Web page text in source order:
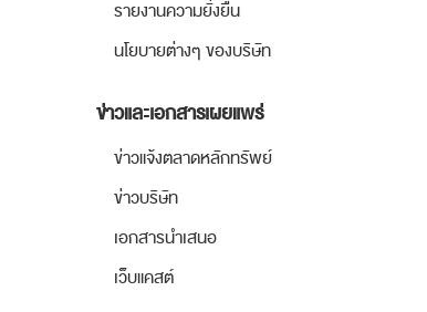
รายงานความยั่งยืน
นโยบายต่างๆ ของบริษัท
ข่าวและเอกสารเผยแพร่
ข่าวแจ้งตลาดหลักทรัพย์
ข่าวบริษัท
เอกสารนำเสนอ
เว็บแคสต์